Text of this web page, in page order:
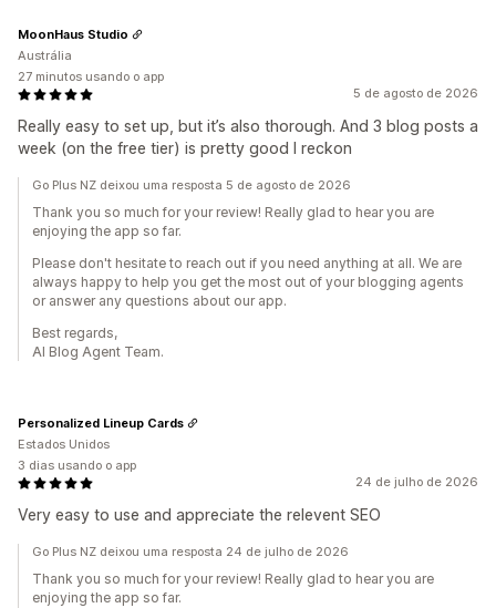
5 de agosto de 2026
Really easy to set up, but it’s also thorough. And 3 blog posts a
week (on the free tier) is pretty good I reckon
MoonHaus Studio
Austrália
27 minutos usando o app
Go Plus NZ deixou uma resposta 5 de agosto de 2026
Thank you so much for your review! Really glad to hear you are
enjoying the app so far.
Please don't hesitate to reach out if you need anything at all. We are
always happy to help you get the most out of your blogging agents
or answer any questions about our app.
Best regards,
AI Blog Agent Team.
24 de julho de 2026
Very easy to use and appreciate the relevent SEO
Personalized Lineup Cards
Estados Unidos
3 dias usando o app
Go Plus NZ deixou uma resposta 24 de julho de 2026
Thank you so much for your review! Really glad to hear you are
enjoying the app so far.